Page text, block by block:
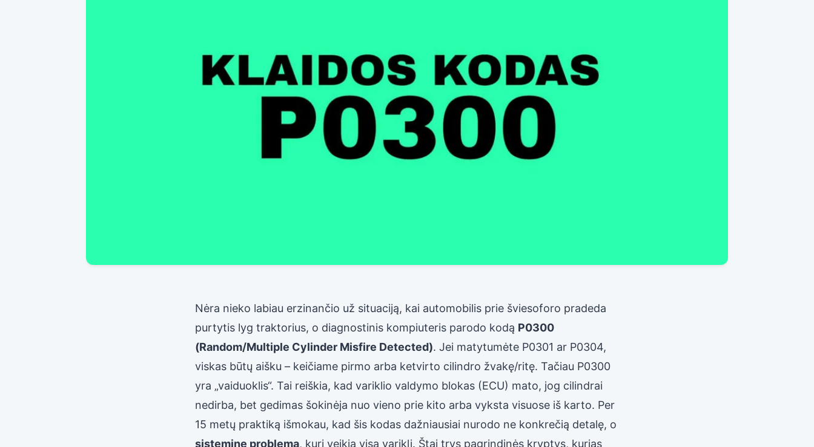
Nėra nieko labiau erzinančio už situaciją, kai automobilis prie šviesoforo pradeda
purtytis lyg traktorius, o diagnostinis kompiuteris parodo kodą P0300
(Random/Multiple Cylinder Misfire Detected). Jei matytumėte P0301 ar P0304,
viskas būtų aišku – keičiame pirmo arba ketvirto cilindro žvakę/ritę. Tačiau P0300
yra „vaiduoklis“. Tai reiškia, kad variklio valdymo blokas (ECU) mato, jog cilindrai
nedirba, bet gedimas šokinėja nuo vieno prie kito arba vyksta visuose iš karto. Per
15 metų praktiką išmokau, kad šis kodas dažniausiai nurodo ne konkrečią detalę, o
sisteminę problemą, kuri veikia visą variklį. Štai trys pagrindinės kryptys, kurias